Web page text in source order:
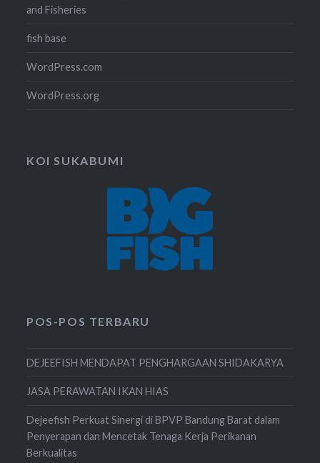
and Fisheries
fish base
WordPress.com
WordPress.org
KOI SUKABUMI
POS-POS TERBARU
DEJEEFISH MENDAPAT PENGHARGAAN SHIDAKARYA
JASA PERAWATAN IKAN HIAS
Dejeefish Perkuat Sinergi di BPVP Bandung Barat dalam
Penyerapan dan Mencetak Tenaga Kerja Perikanan
Berkualitas